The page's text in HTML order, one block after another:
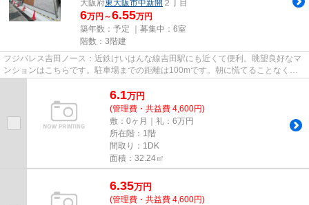
大阪府東大阪市中新開 ２丁目
6万円～6.55万円
築年数：予定 ｜募集中： 6室
階数：3階建
フジパレス吉田ノース：近鉄けいはんな線吉田駅にも近くて便利。眺望良好なマ
ンションはこちらです。駐車場までの距離は100mです。朝に慌てることなく行
動するために駅から徒歩9分の駅...
6.1万円
(管理費・共益費 4,600円)
敷：0ヶ月｜礼：6万円
所在階：1階
間取り：1DK
面積：32.24㎡
6.35万円
(管理費・共益費 4,600円)